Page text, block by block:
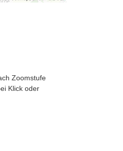
Zoomstufe
Klick oder